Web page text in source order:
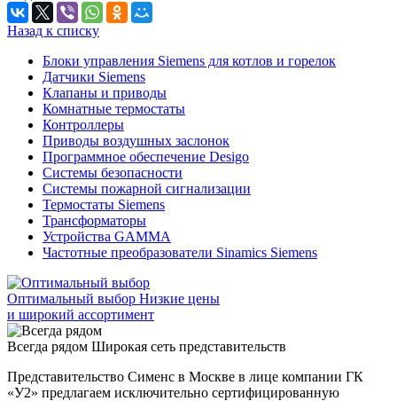
Назад к списку
Блоки управления Siemens для котлов и горелок
Датчики Siemens
Клапаны и приводы
Комнатные термостаты
Контроллеры
Приводы воздушных заслонок
Программное обеспечение Desigo
Системы безопасности
Системы пожарной сигнализации
Термостаты Siemens
Трансформаторы
Устройства GAMMA
Частотные преобразователи Sinamics Siemens
Оптимальный выбор Низкие цены
и широкий ассортимент
Всегда рядом Широкая сеть представительств
Представительство Сименс в Москве в лице компании ГК
«У2» предлагаем исключительно сертифицированную